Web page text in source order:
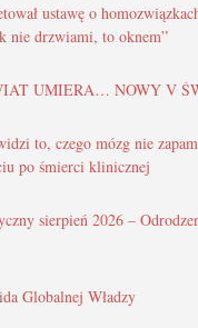
ustawę o
nie drzwiami, to oknem”
UMIERA… NOWY V
to, czego mózg nie
po śmierci klinicznej
sierpień 2026 –
Globalnej Władzy